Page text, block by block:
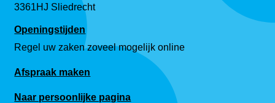
3361HJ Sliedrecht
Openingstijden
Regel uw zaken zoveel mogelijk online
Afspraak maken
Naar persoonlijke pagina